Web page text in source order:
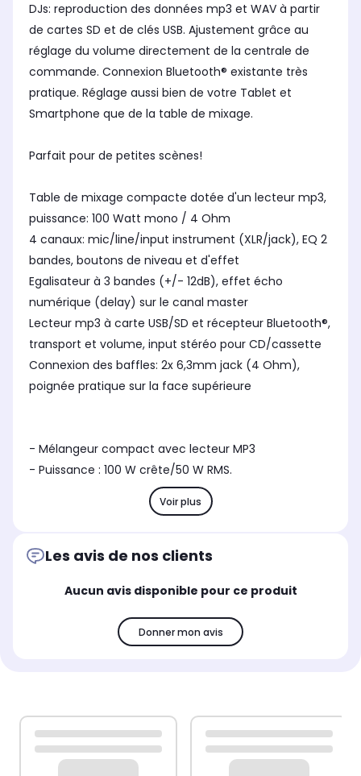
DJs: reproduction des données mp3 et WAV à partir
de cartes SD et de clés USB. Ajustement grâce au
réglage du volume directement de la centrale de
commande. Connexion Bluetooth® existante très
pratique. Réglage aussi bien de votre Tablet et
Smartphone que de la table de mixage.
Parfait pour de petites scènes!
Table de mixage compacte dotée d'un lecteur mp3,
puissance: 100 Watt mono / 4 Ohm
4 canaux: mic/line/input instrument (XLR/jack), EQ 2
bandes, boutons de niveau et d'effet
Egalisateur à 3 bandes (+/- 12dB), effet écho
numérique (delay) sur le canal master
Lecteur mp3 à carte USB/SD et récepteur Bluetooth®,
transport et volume, input stéréo pour CD/cassette
Connexion des baffles: 2x 6,3mm jack (4 Ohm),
poignée pratique sur la face supérieure
- Mélangeur compact avec lecteur MP3
- Puissance : 100 W crête/50 W RMS.
Voir plus
Les avis de nos clients
Aucun avis disponible pour ce produit
Donner mon avis